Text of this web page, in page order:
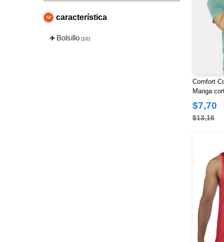
característica
Bolsillo (10)
Comfort
Manga
bolsillo
$7,70
$13,16